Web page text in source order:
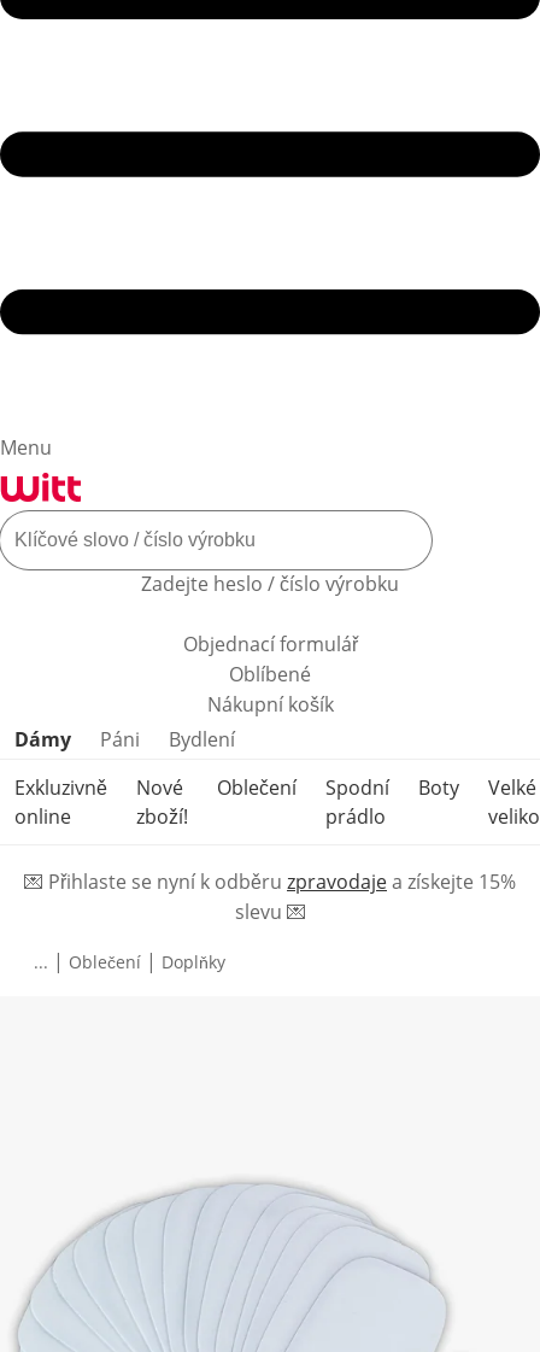
Menu
Zadejte heslo / číslo výrobku
Objednací formulář
Oblíbené
Nákupní košík
Přeskočit kategorie produktů
Dámy Páni
Bydlení
Exkluzivně
online
Nové
zboží!
Oblečení
Spodní
prádlo
Boty
Velké
💌 Přihlaste se nyní k odběru zpravodajea získejte 15%
slevu 💌
... | Oblečení | Doplňky